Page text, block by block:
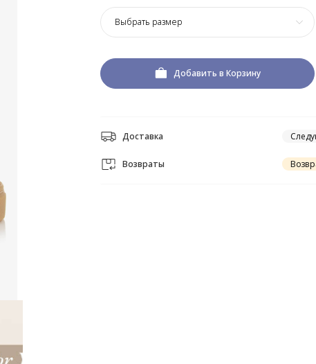
Выбрать размер
Добавить в Корзину
Доставка
Возвраты